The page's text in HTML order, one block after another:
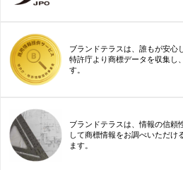
ブランドテラスは、誰もが安心
特許庁より商標データを収集し
す。
ブランドテラスは、情報の信頼
して商標情報をお調べいただけ
ます。